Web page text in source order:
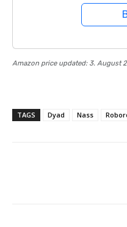
Amazon price updated: 3. August
TAGS Dyad Nass